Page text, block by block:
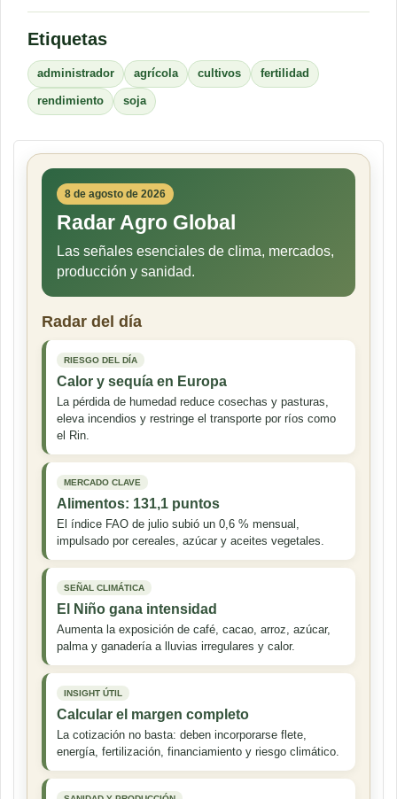
Etiquetas
administrador agrícola cultivos fertilidad
rendimiento soja
8 de agosto de 2026
Radar Agro Global
Las señales esenciales de clima, mercados,
producción y sanidad.
Radar del día
RIESGO DEL DÍA
Calor y sequía en Europa
La pérdida de humedad reduce cosechas y pasturas,
eleva incendios y restringe el transporte por ríos como
el Rin.
MERCADO CLAVE
Alimentos: 131,1 puntos
El índice FAO de julio subió un 0,6 % mensual,
impulsado por cereales, azúcar y aceites vegetales.
SEÑAL CLIMÁTICA
El Niño gana intensidad
Aumenta la exposición de café, cacao, arroz, azúcar,
palma y ganadería a lluvias irregulares y calor.
INSIGHT ÚTIL
Calcular el margen completo
La cotización no basta: deben incorporarse flete,
energía, fertilización, financiamiento y riesgo climático.